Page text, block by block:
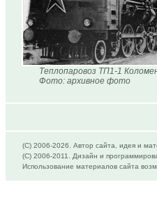
Теплопаровоз ТП1-1
Фото: архивное фото
(C) 2006-2026. Автор сайта, идея и
(C) 2006-2011. Дизайн и
Использование материалов сайта